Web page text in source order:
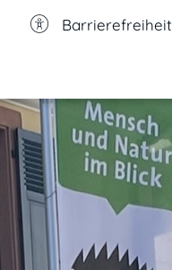
Barrierefreiheit